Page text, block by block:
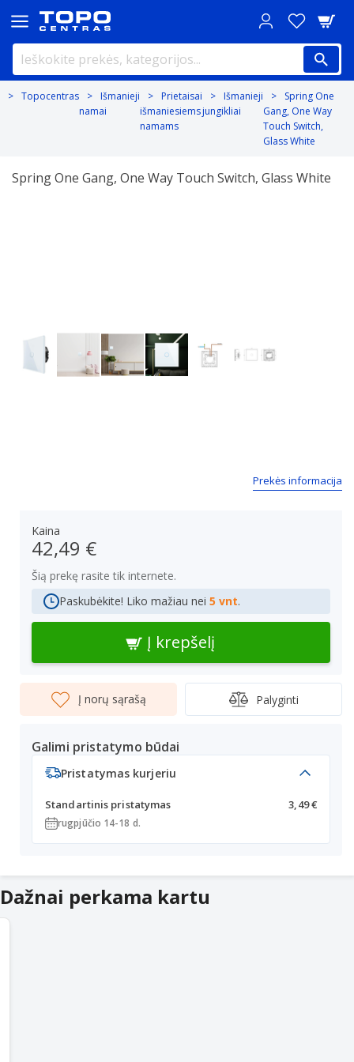
Topocentras
Išmanieji
namai
Prietaisai
išmaniesiems
namams
Išmanieji
jungikliai
Spring One
Gang, One Way
Touch Switch,
Glass White
Spring One Gang, One Way Touch Switch, Glass White
Prekės informacija
Kaina
42,49 €
Šią prekę rasite tik internete.
Paskubėkite! Liko mažiau nei 5 vnt.
Į krepšelį
Į norų sąrašą Palyginti
Galimi pristatymo būdai
Pristatymas kurjeriu
Standartinis pristatymas 3,49 €
rugpjūčio 14-18 d.
Dažnai perkama kartu